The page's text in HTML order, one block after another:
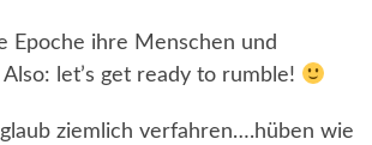
Epoche ihre Menschen und
let’s get ready to rumble!
ziemlich verfahren….hüben wie